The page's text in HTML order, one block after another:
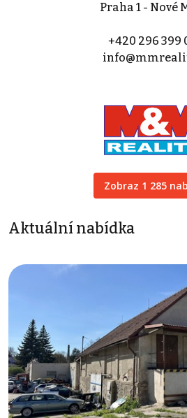
Praha 1 - Nové
+420 296 399
Zobraz 1 285
Aktuální nabídka